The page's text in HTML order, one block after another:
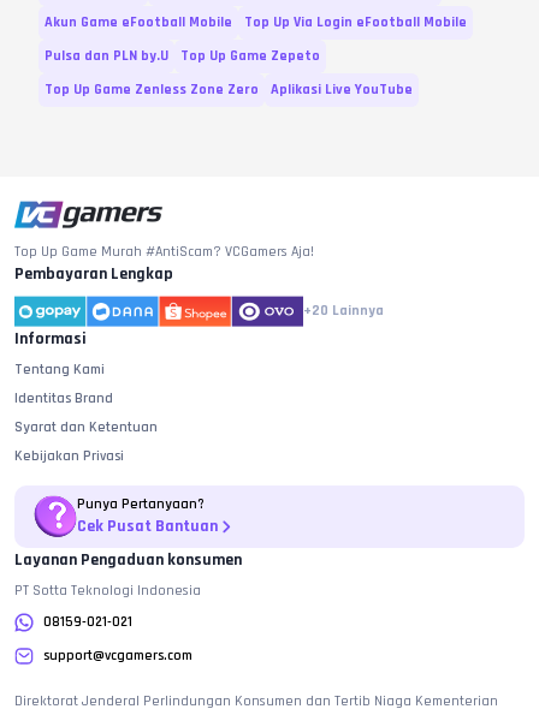
Akun Game eFootball Mobile
Top Up Via Login eFootball Mobile
Pulsa dan PLN by.U
Top Up Game Zepeto
Top Up Game Zenless Zone Zero
Aplikasi Live YouTube
Top Up Game Murah #AntiScam? VCGamers Aja!
Pembayaran Lengkap
+20 Lainnya
Informasi
Tentang Kami
Identitas Brand
Syarat dan Ketentuan
Kebijakan Privasi
Punya Pertanyaan?
Cek Pusat Bantuan
Layanan Pengaduan konsumen
PT Sotta Teknologi Indonesia
08159-021-021
support@vcgamers.com
Direktorat Jenderal Perlindungan Konsumen dan Tertib Niaga Kementerian